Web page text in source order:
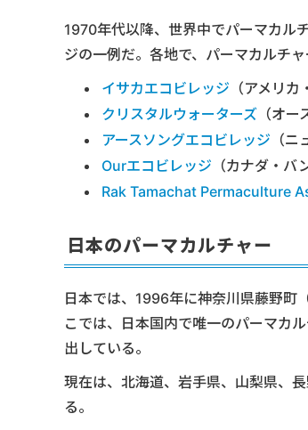
1970年代以降、世界中でパーマカル
ジの一例だ。各地で、パーマカルチャ
イサカエコビレッジ （アメリ
クリスタルウォーターズ （オ
アースソングエコビレッジ （
Ourエコビレッジ （カナダ・バ
Rak Tamachat Permaculture
日本のパーマカルチャー
日本では、1996年に神奈川県藤野町
こでは、日本国内で唯一のパーマカ
出している。
現在は、北海道、岩手県、山梨県、
る。